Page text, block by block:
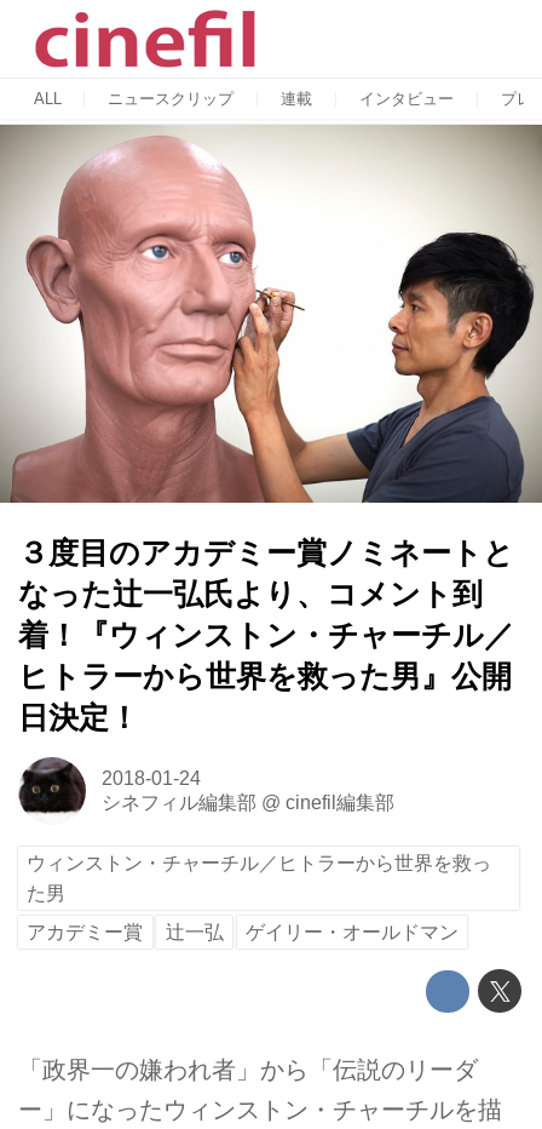
ALL ニュースクリップ 連載 インタビュー プレ
３度目のアカデミー賞ノミネートと
なった辻一弘氏より、コメント到
着！『ウィンストン・チャーチル／
ヒトラーから世界を救った男』公開
日決定！
2018-01-24
シネフィル編集部 @ cinefil編集部
ウィンストン・チャーチル／ヒトラーから世界を救っ
た男
アカデミー賞
辻一弘 ゲイリー・オールドマン
「政界一の嫌われ者」から「伝説のリーダ
ー」になったウィンストン・チャーチルを描